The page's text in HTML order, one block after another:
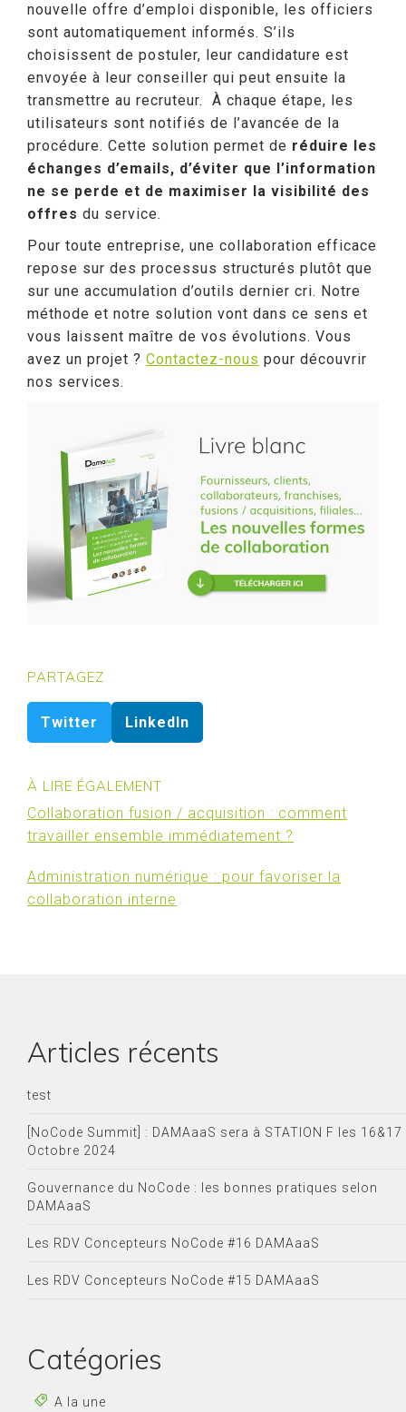
nouvelle offre d’emploi disponible, les officiers
sont automatiquement informés. S’ils
choisissent de postuler, leur candidature est
envoyée à leur conseiller qui peut ensuite la
transmettre au recruteur. À chaque étape, les
utilisateurs sont notifiés de l’avancée de la
procédure. Cette solution permet de réduire les
échanges d’emails, d’éviter que l’information
ne se perde et de maximiser la visibilité des
offres du service.
Pour toute entreprise, une collaboration efficace
repose sur des processus structurés plutôt que
sur une accumulation d’outils dernier cri. Notre
méthode et notre solution vont dans ce sens et
vous laissent maître de vos évolutions. Vous
avez un projet ? Contactez-nous pour découvrir
nos services.
PARTAGEZ
Twitter LinkedIn
À LIRE ÉGALEMENT
Collaboration fusion / acquisition : comment
travailler ensemble immédiatement ?
Administration numérique : pour favoriser la
collaboration interne
Articles récents
test
[NoCode Summit] : DAMAaaS sera à STATION F les 16&17
Octobre 2024
Gouvernance du NoCode : les bonnes pratiques selon
DAMAaaS
Les RDV Concepteurs NoCode #16 DAMAaaS
Les RDV Concepteurs NoCode #15 DAMAaaS
Catégories
A la une